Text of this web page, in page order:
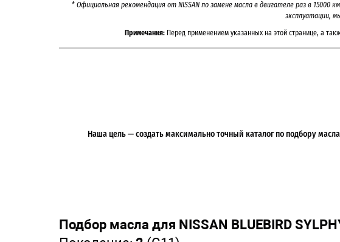
* Официальная рекомендация от NISSAN по замене масла в двигателе раз в 15000
эксплуатации,
Примечания: Перед применением указанных на этой странице, а
Наша цель — создать максимально точный каталог по подбору
Подбор масла для NISSAN BLUEBIRD